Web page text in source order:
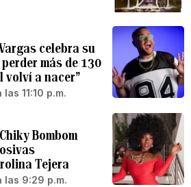
celebra su
más de 130
volví a nacer”
11:10 p.m.
Bombom
Tejera
las 9:29 p.m.